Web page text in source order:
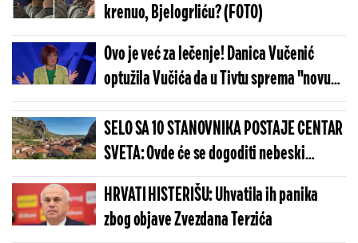
krenuo, Bjelogrliću? (FOTO)
Ovo je već za lečenje! Danica Vučenić
optužila Vučića da u Tivtu sprema "novu
verziju Potočara" (VIDEO)
SELO SA 10 STANOVNIKA POSTAJE CENTAR
SVETA: Ovde će se dogoditi nebeski
spektakl koji se čeka više od 100 godina
HRVATI HISTERIŠU: Uhvatila ih panika
zbog objave Zvezdana Terzića